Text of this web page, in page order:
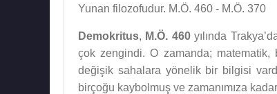
Yunan filozofudur. M.Ö. 460 - M.Ö. 370
Demokritus, M.Ö. 460yılında
çok zengindi. O zamanda;
değişik sahalara yönelik bir bilgisi
birçoğu kaybolmuş ve zamanımıza